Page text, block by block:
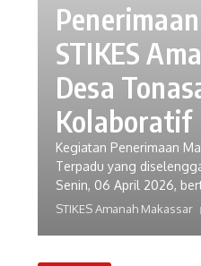
STIKES
Desa
Kolaboratif
Kegiatan Penerimaan
Terpadu yang
Senin, 06 April 2026,
STIKES Amanah Makassar